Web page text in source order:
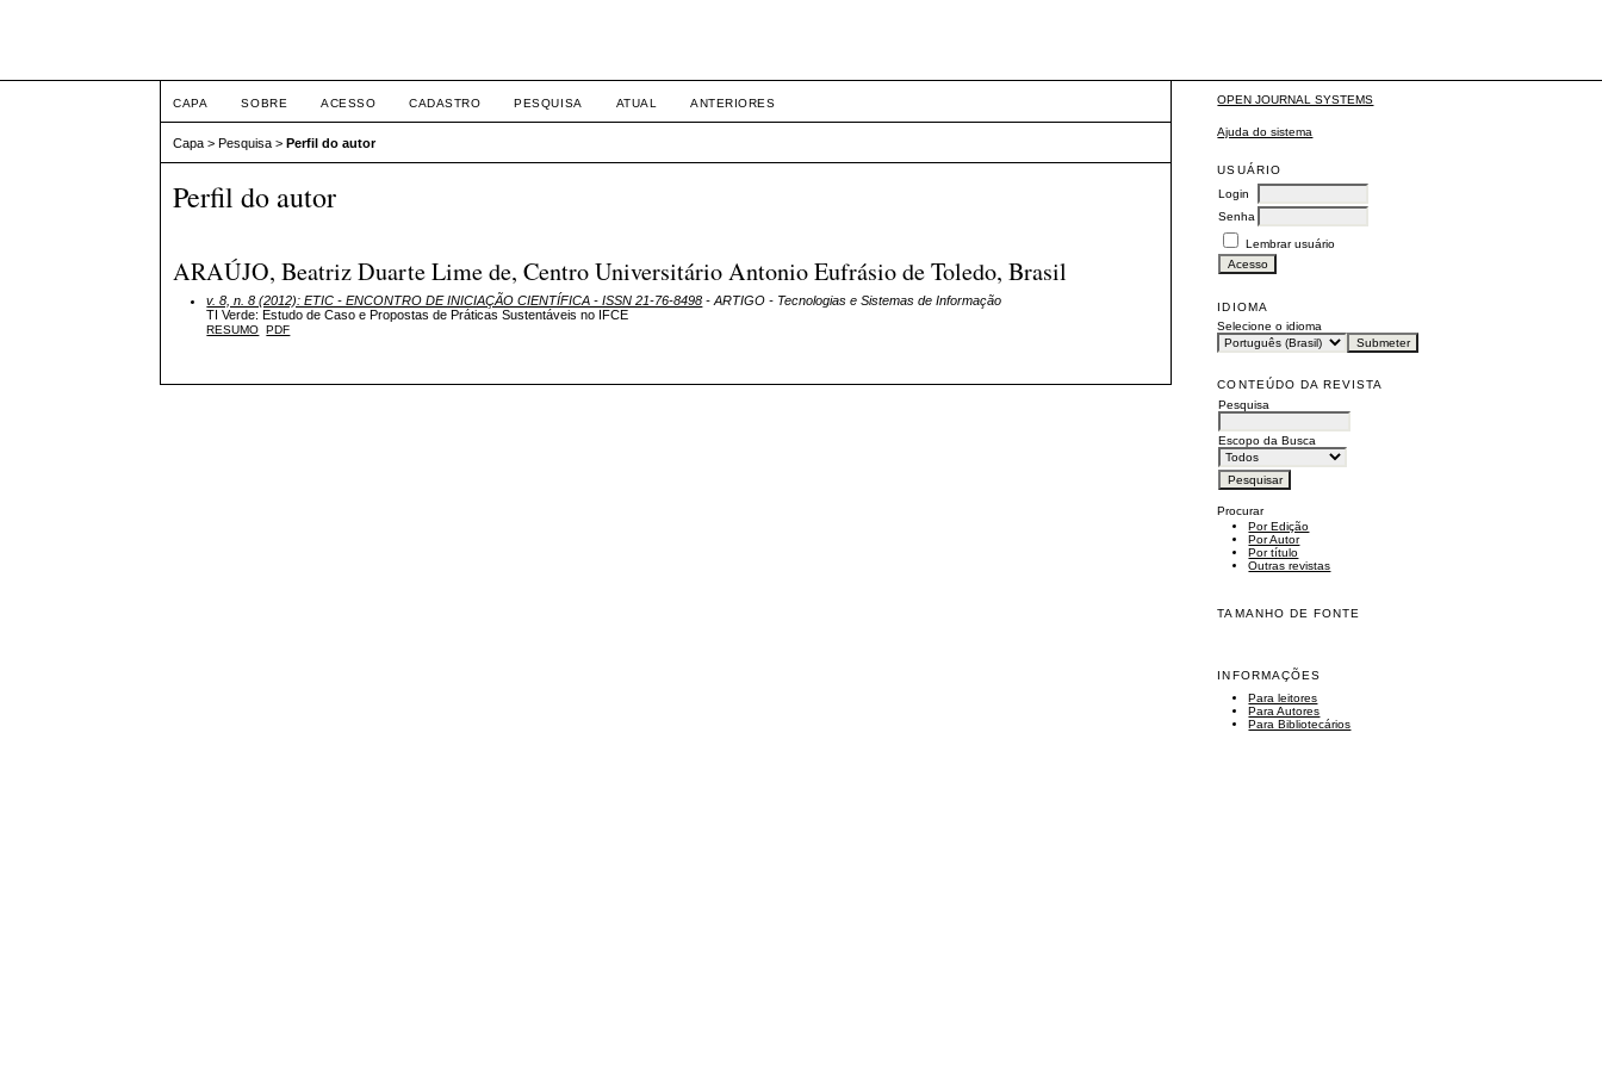
OPEN JOURNAL SYSTEMS
Ajuda do sistema
USUÁRIO
Login
Senha
Lembrar usuário
IDIOMA
Selecione o idioma
CONTEÚDO DA REVISTA
Pesquisa
Escopo da Busca
Procurar
Por Edição
Por Autor
Por título
Outras revistas
TAMANHO DE FONTE
INFORMAÇÕES
Para leitores
Para Autores
Para Bibliotecários
CAPA SOBRE ACESSO CADASTRO PESQUISA ATUAL ANTERIORES
Capa >Pesquisa >Perfil do autor
Perfil do autor
ARAÚJO, Beatriz Duarte Lime de, Centro Universitário Antonio Eufrásio de Toledo, Brasil
v. 8, n. 8 (2012): ETIC - ENCONTRO DE INICIAÇÃO CIENTÍFICA - ISSN 21-76-8498 - ARTIGO - Tecnologias e Sistemas de Informação
TI Verde: Estudo de Caso e Propostas de Práticas Sustentáveis no IFCE
RESUMO PDF